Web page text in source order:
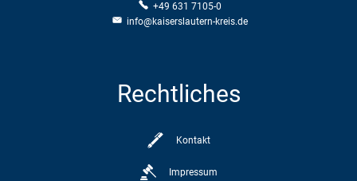
+49 631 7105-0
info@kaiserslautern-kreis.de
Rechtliches
Kontakt
Impressum